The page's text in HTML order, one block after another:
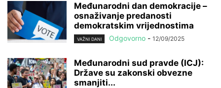
Međunarodni dan demokracije –
osnaživanje predanosti
demokratskim vrijednostima
VAŽNI DANI Odgovorno - 12/09/2025
Međunarodni sud pravde (ICJ):
Države su zakonski obvezne
smanjiti...